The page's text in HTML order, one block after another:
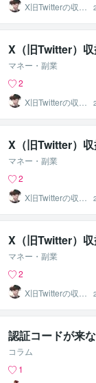
X旧Twitterの収益
化で稼ぐマン
X（旧Twitter）
マネー・副業
2
X旧Twitterの収益
化で稼ぐマン
X（旧Twitter）
マネー・副業
2
X旧Twitterの収益
化で稼ぐマン
X（旧Twitter）
マネー・副業
2
X旧Twitterの収益
化で稼ぐマン
認証コードが来な
コラム
1